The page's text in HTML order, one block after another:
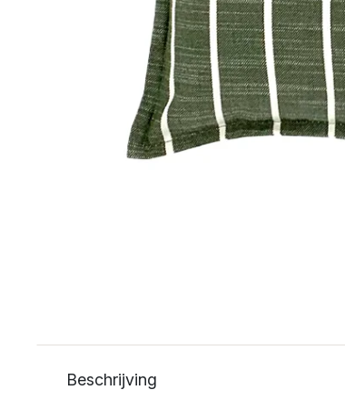
Beschrijving